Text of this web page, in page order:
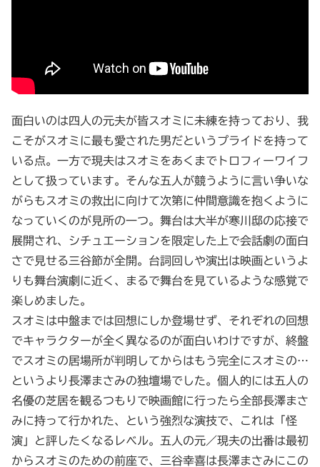
面白いのは四人の元夫が皆スオミに未練を持っており、我
こそがスオミに最も愛された男だというプライドを持って
いる点。一方で現夫はスオミをあくまでトロフィーワイフ
として扱っています。そんな五人が競うように言い争いな
がらもスオミの救出に向けて次第に仲間意識を抱くように
なっていくのが見所の一つ。舞台は大半が寒川邸の応接で
展開され、シチュエーションを限定した上で会話劇の面白
さで見せる三谷節が全開。台詞回しや演出は映画というよ
りも舞台演劇に近く、まるで舞台を見ているような感覚で
楽しめました。
スオミは中盤までは回想にしか登場せず、それぞれの回想
でキャラクターが全く異なるのが面白いわけですが、終盤
でスオミの居場所が判明してからはもう完全にスオミの…
というより長澤まさみの独壇場でした。個人的には五人の
名優の芝居を観るつもりで映画館に行ったら全部長澤まさ
みに持って行かれた、という強烈な演技で、これは「怪
演」と評したくなるレベル。五人の元／現夫の出番は最初
からスオミのための前座で、三谷幸喜は長澤まさみにこの